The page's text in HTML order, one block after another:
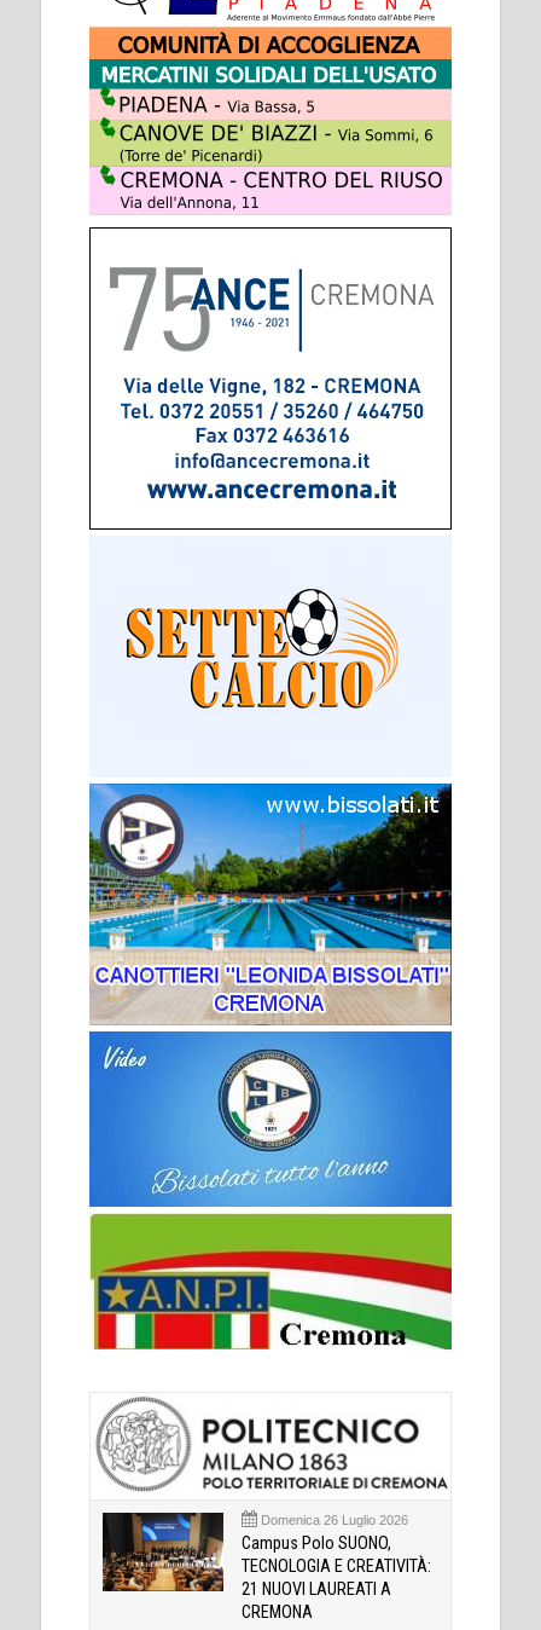
Domenica 26 Luglio 2026
Campus Polo SUONO,
TECNOLOGIA E CREATIVITÀ:
21 NUOVI LAUREATI A
CREMONA